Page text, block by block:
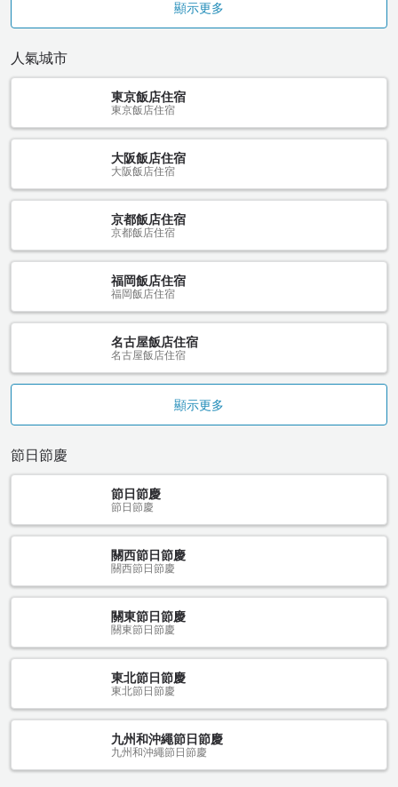
顯示更多
人氣城市
東京飯店住宿
東京飯店住宿
大阪飯店住宿
大阪飯店住宿
京都飯店住宿
京都飯店住宿
福岡飯店住宿
福岡飯店住宿
名古屋飯店住宿
名古屋飯店住宿
顯示更多
節日節慶
節日節慶
節日節慶
關西節日節慶
關西節日節慶
關東節日節慶
關東節日節慶
東北節日節慶
東北節日節慶
九州和沖繩節日節慶
九州和沖繩節日節慶